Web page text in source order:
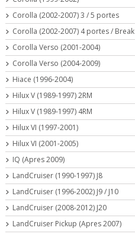
Corolla (2002-2007) 3 / 5 portes
Corolla (2002-2007) 4 portes / Break
Corolla Verso (2001-2004)
Corolla Verso (2004-2009)
Hiace (1996-2004)
Hilux V (1989-1997) 2RM
Hilux V (1989-1997) 4RM
Hilux VI (1997-2001)
Hilux VI (2001-2005)
IQ (Apres 2009)
LandCruiser (1990-1997) J8
LandCruiser (1996-2002) J9 / J10
LandCruiser (2008-2012) J20
LandCruiser Pickup (Apres 2007)